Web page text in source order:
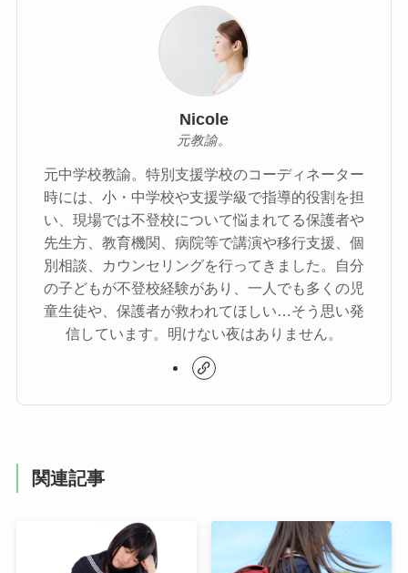
Nicole
元教諭。
元中学校教諭。特別支援学校のコーディネーター
時には、小・中学校や支援学級で指導的役割を担
い、現場では不登校について悩まれてる保護者や
先生方、教育機関、病院等で講演や移行支援、個
別相談、カウンセリングを行ってきました。自分
の子どもが不登校経験があり、一人でも多くの児
童生徒や、保護者が救われてほしい…そう思い発
信しています。明けない夜はありません。
関連記事